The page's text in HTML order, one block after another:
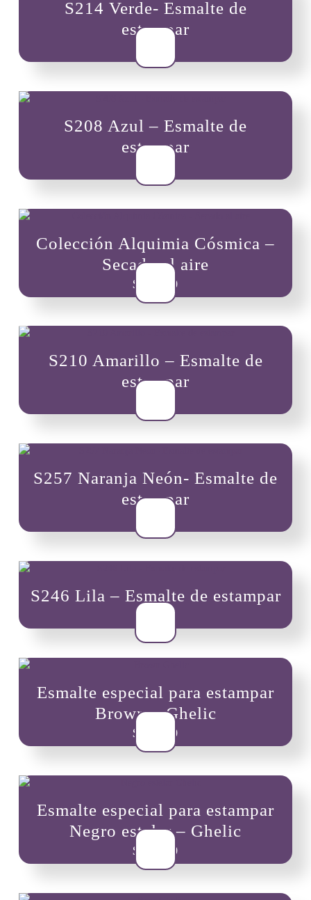
S214 Verde- Esmalte de
estampar
S208 Azul – Esmalte de
estampar
Colección Alquimia Cósmica –
Secado al aire
$ 96,000
S210 Amarillo – Esmalte de
estampar
S257 Naranja Neón- Esmalte de
estampar
S246 Lila – Esmalte de estampar
$ 8,000
Esmalte especial para estampar
Brown – Ghelic
$ 10,900
Esmalte especial para estampar
Negro estelar – Ghelic
$ 10,900